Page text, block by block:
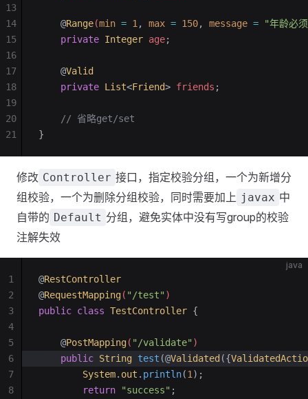
    @
Range(min = 1 , max = 150, message = "年龄必
    private
Integer age;
    @
Valid
    private
List<Friend> friends ;
    // 省略get/set
}
13
14
15
16
17
18
19
20
21
修改 Controller 接口，指定校验分组，一个为新增分
组校验，一个为删除分组校验，同时需要加上 javax 中
自带的 Default 分组，避免实体中没有写group的校验
注解失效
java
@RestController
@RequestMapping( "/test" )
public class TestController {
    @
PostMapping( "/validate" )
    public
String test (@Validated ({
        System
. out . println(1 );
        return
"success" ;
1
2
3
4
5
6
7
8